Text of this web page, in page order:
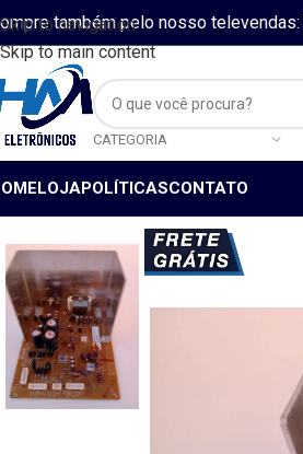
Skip to navigation
Skip to main content
também pelo nosso televendas:
CATEGORIA
LOJAPOLÍTICASCONTATO